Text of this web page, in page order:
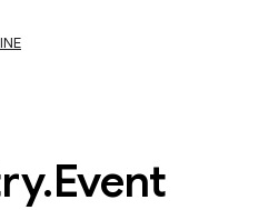
.Event